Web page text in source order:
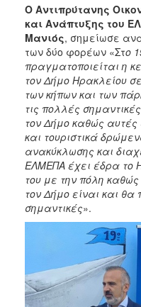
Ο Αντιπρύτανης
και Ανάπτυξης του
Μανιός, σημείωσε
των δύο φορέων «Στο
πραγματοποιείται η
τον Δήμο Ηρακλείου
των κήπων και των
τις πολλές
τον Δήμο καθώς αυτές
και τουριστικά
ανακύκλωσης και
ΕΛΜΕΠΑ έχει έδρα το
του με την πόλη
τον Δήμο είναι και
σημαντικές».